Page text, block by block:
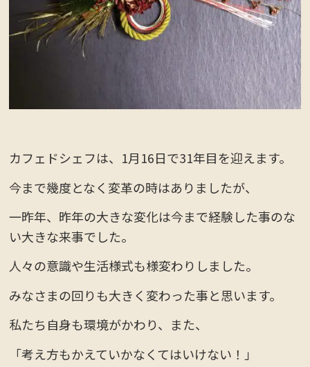
カフェドシェフは、1月16日で31年目を迎えます。
今まで幾度となく変革の時はありましたが、
一昨年、昨年の大きな変化は今まで経験した事のな
い大きな来事でした。
人々の意識や生活様式も様変わりしました。
みなさまの回りも大きく変わった事と思います。
私たち自身も環境がかわり、また、
「考え方もかえていかなくてはいけない！」